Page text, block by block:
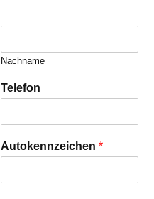
Nachname
Telefon
Autokennzeichen*